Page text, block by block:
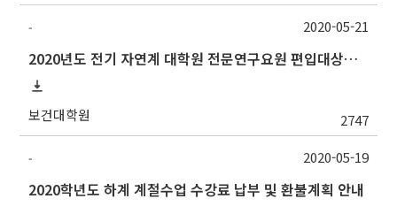
-
2020년도 전기 자연계 대학원 전문연구요원 편입대상자 선발 공고 안내
보건대학원 2747
2020-05-21
-
2020학년도 하계 계절수업 수강료 납부 및 환불계획 안내
2020-05-19